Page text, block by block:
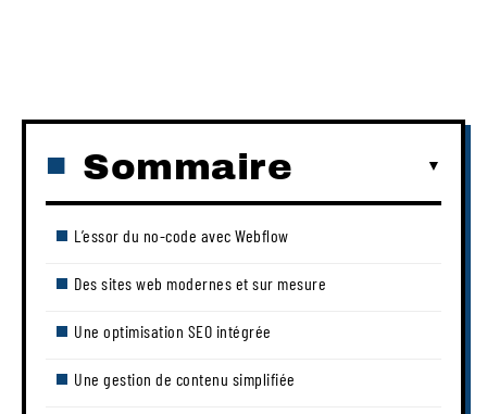
Sommaire
L’essor du no-code avec Webflow
Des sites web modernes et sur mesure
Une optimisation SEO intégrée
Une gestion de contenu simplifiée